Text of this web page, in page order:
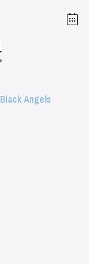
Black Angels